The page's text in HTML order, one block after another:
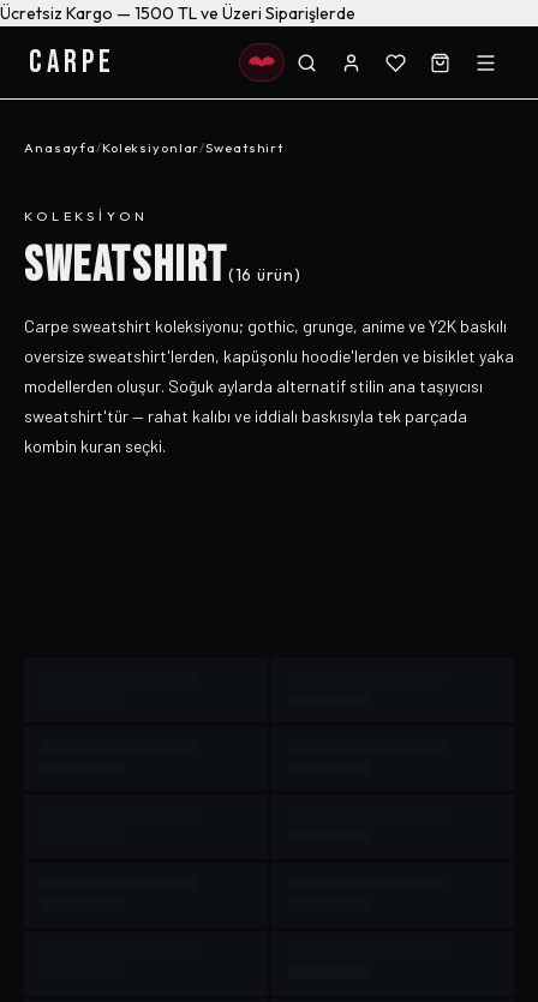
Ücretsiz Kargo — 1500 TL ve Üzeri Siparişlerde
CARPE
Anasayfa/Koleksiyonlar/Sweatshirt
KOLEKSIYON
SWEATSHIRT(16 ürün)
Carpe sweatshirt koleksiyonu; gothic, grunge, anime ve Y2K baskılı
oversize sweatshirt'lerden, kapüşonlu hoodie'lerden ve bisiklet yaka
modellerden oluşur. Soğuk aylarda alternatif stilin ana taşıyıcısı
sweatshirt'tür — rahat kalıbı ve iddialı baskısıyla tek parçada
kombin kuran seçki.